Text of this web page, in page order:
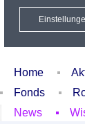
Xetra Realtime
Home
Fonds
News